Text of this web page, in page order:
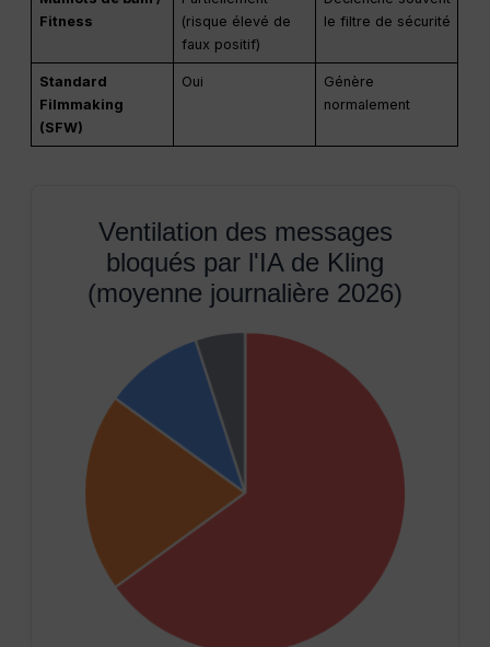
Fitness
(risque élevé de
faux positif)
le filtre de sécurité
Standard
Filmmaking
(SFW)
Oui
Génère
normalement
Ventilation des messages
bloqués par l'IA de Kling
(moyenne journalière 2026)